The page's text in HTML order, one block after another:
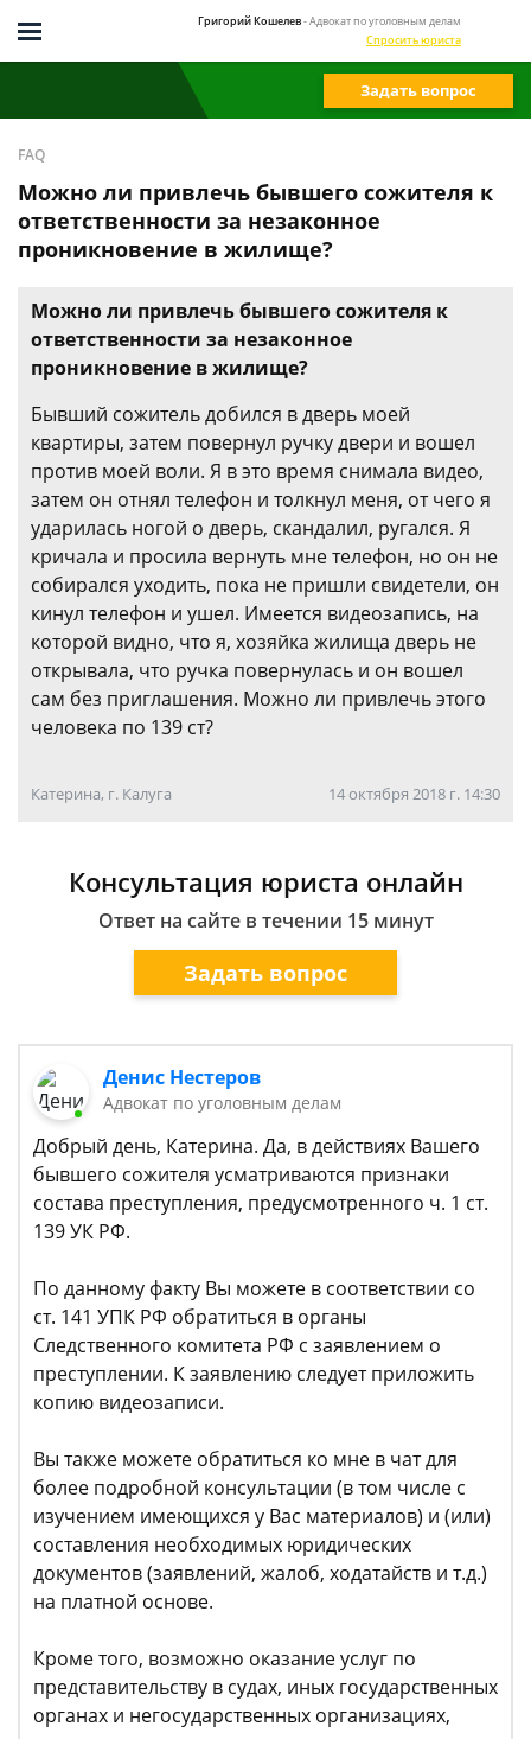
Григорий Кошелев- Адвокат по уголовным делам
Спросить юриста
Задать вопрос
FAQ
Можно ли привлечь бывшего сожителя к
ответственности за незаконное
проникновение в жилище?
Можно ли привлечь бывшего сожителя к
ответственности за незаконное
проникновение в жилище?
Бывший сожитель добился в дверь моей
квартиры, затем повернул ручку двери и вошел
против моей воли. Я в это время снимала видео,
затем он отнял телефон и толкнул меня, от чего я
ударилась ногой о дверь, скандалил, ругался. Я
кричала и просила вернуть мне телефон, но он не
собирался уходить, пока не пришли свидетели, он
кинул телефон и ушел. Имеется видеозапись, на
которой видно, что я, хозяйка жилища дверь не
открывала, что ручка повернулась и он вошел
сам без приглашения. Можно ли привлечь этого
человека по 139 ст?
Катерина, г. Калуга 14 октября 2018 г. 14:30
Консультация юриста онлайн
Ответ на сайте в течении 15 минут
Задать вопрос
Денис Нестеров
Адвокат по уголовным делам
Добрый день, Катерина. Да, в действиях Вашего
бывшего сожителя усматриваются признаки
состава преступления, предусмотренного ч. 1 ст.
139 УК РФ.
По данному факту Вы можете в соответствии со
ст. 141 УПК РФ обратиться в органы
Следственного комитета РФ с заявлением о
преступлении. К заявлению следует приложить
копию видеозаписи.
Вы также можете обратиться ко мне в чат для
более подробной консультации (в том числе с
изучением имеющихся у Вас материалов) и (или)
составления необходимых юридических
документов (заявлений, жалоб, ходатайств и т.д.)
на платной основе.
Кроме того, возможно оказание услуг по
представительству в судах, иных государственных
органах и негосударственных организациях,